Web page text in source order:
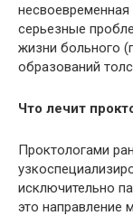
серьезные
жизни больного
образований
Что лечит
Проктологами
исключительно
это направление